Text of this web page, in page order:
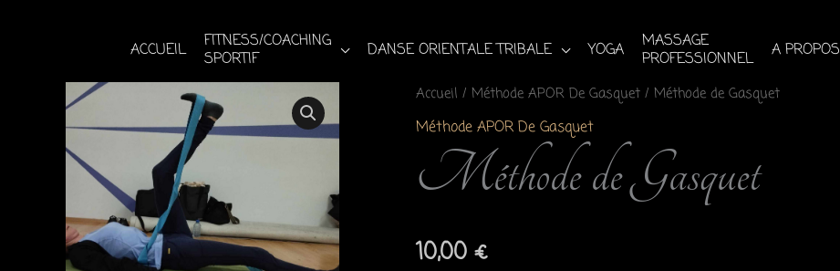
ACCUEIL
FITNESS/COACHING
SPORTIF
DANSE ORIENTALE TRIBALE YOGA
MASSAGE
PROFESSIONNEL
A PROPOS
Accueil / Méthode APOR De Gasquet / Méthode de Gasquet
Méthode APOR De Gasquet
Méthode de Gasquet
10,00€
quantité
de
Méthode
de